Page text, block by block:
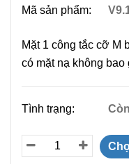
Mã sản phẩm:
Mặt 1 công tắc cỡ M
có mặt nạ không bao
Tình trạng: